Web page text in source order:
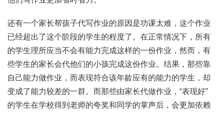
还有一个家长帮孩子代写作业的原因是功课太难，这个作业
已经超出了这个阶段的学生的程度了。在正常情况下，所有
的学生理所应当不会有能力完成这样的一份作业，然而，有
些学生的家长会代他们的小孩完成这份作业。结果，那些靠
自己能力做作业，而表现符合该年龄应有的能力的学生，却
变成了能力较差的一群。而那些由家长代做作业，“表现好”
的学生在学校得到老师的夸奖和同学的掌声后，会更加依赖